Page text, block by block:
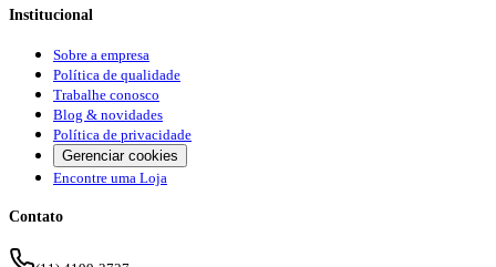
Institucional
Sobre a empresa
Política de qualidade
Trabalhe conosco
Blog & novidades
Política de privacidade
Gerenciar cookies
Encontre uma Loja
Contato